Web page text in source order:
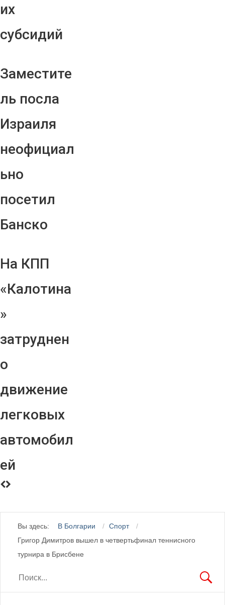
их
субсидий
Заместите
ль посла
Израиля
неофициал
ьно
посетил
Банско
На КПП
«Калотина
»
затруднен
о
движение
легковых
автомобил
ей
Вы здесь: В Болгарии
Спорт
Григор Димитров вышел в четвертьфинал теннисного
турнира в Брисбене